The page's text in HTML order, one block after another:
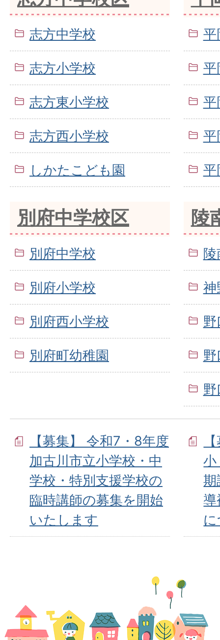
志方中学校
志方小学校
志方東小学校
志方西小学校
しかたこども園
平
平
平
平
平
別府中学校区
別府中学校
別府小学校
別府西小学校
別府町幼稚園
陵
神
【募集】 令和7・8年度
加古川市立小学校・中
学校・特別支援学校の
臨時講師の募集を開始
いたします
小
期
導